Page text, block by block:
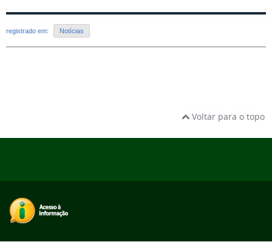
registrado em: Notícias
Voltar para o topo